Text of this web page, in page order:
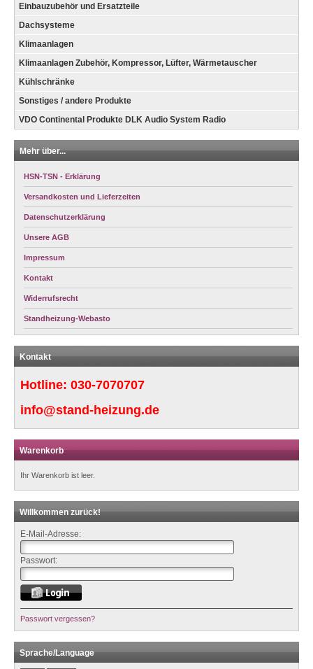
Einbauzubehör und Ersatzteile
Dachsysteme
Klimaanlagen
Klimaanlagen Zubehör, Kompressor, Lüfter, Wärmetauscher
Kühlschränke
Sonstiges / andere Produkte
VDO Continental Produkte DLK Audio System Radio
Mehr über...
HSN-TSN - Erklärung
Versandkosten und Lieferzeiten
Datenschutzerklärung
Unsere AGB
Impressum
Kontakt
Widerrufsrecht
Standheizung-Webasto
Kontakt
Hotline: 030-7070707
info@stand-heizung.de
Warenkorb
Ihr Warenkorb ist leer.
Willkommen zurück!
E-Mail-Adresse:
Passwort:
Passwort vergessen?
Sprache/Language